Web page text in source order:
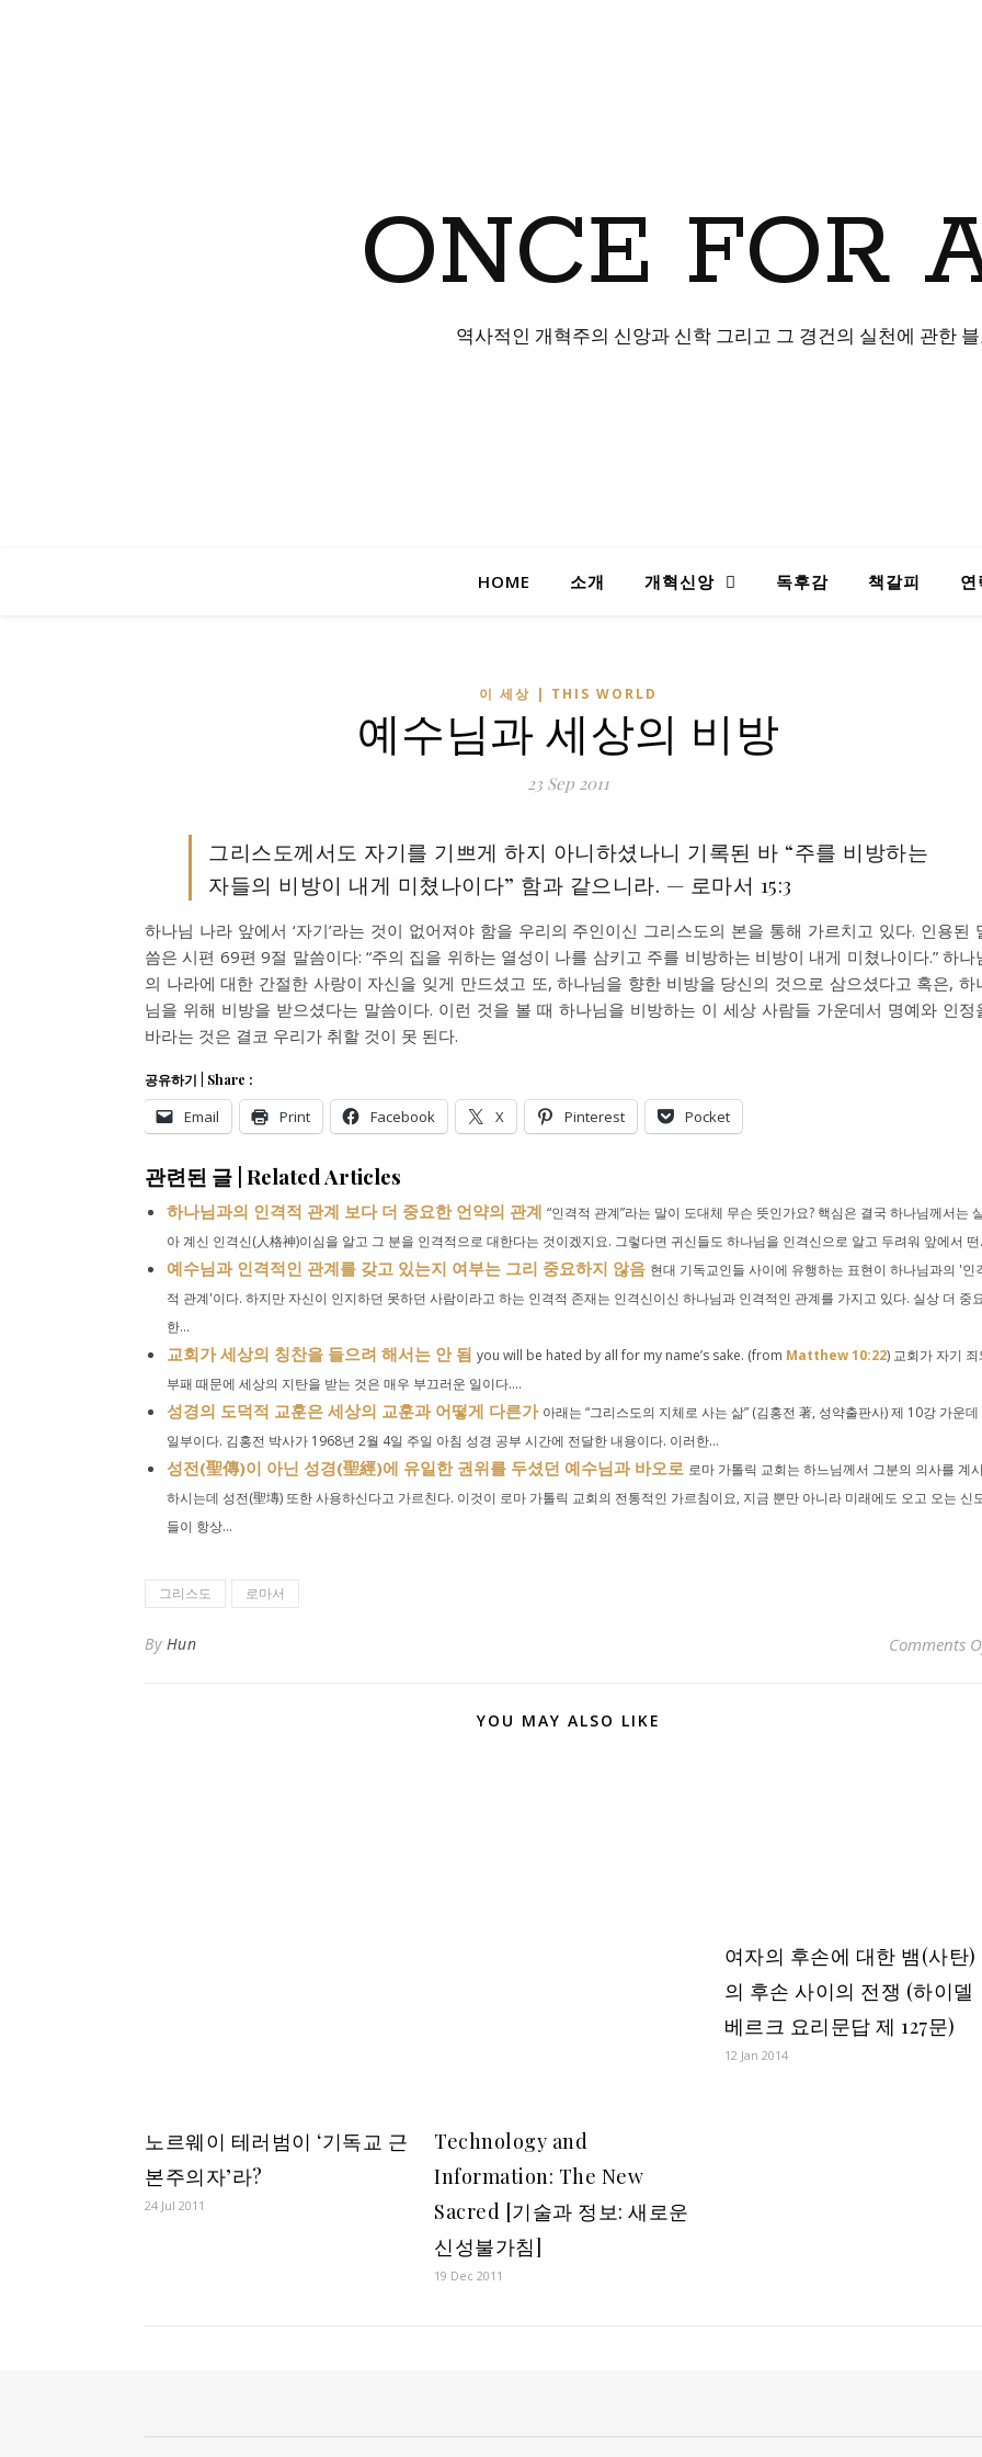
ONCE FOR
역사적인 개혁주의 신앙과 신학 그리고 그 경건의 실천에 관한
HOME 소개 개혁신앙 독후감 책갈피 연
이 세상 | THIS WORLD
예수님과 세상의 비방
23 Sep 2011
그리스도께서도 자기를 기쁘게 하지 아니하셨나니 기록된 바 “주를 비방하는
자들의 비방이 내게 미쳤나이다” 함과 같으니라. — 로마서 15:3
하나님 나라 앞에서 ‘자기’라는 것이 없어져야 함을 우리의 주인이신 그리스도의 본을 통해 가르치고 있다. 인용된
씀은 시편 69편 9절 말씀이다: “주의 집을 위하는 열성이 나를 삼키고 주를 비방하는 비방이 내게 미쳤나이다.” 하나
의 나라에 대한 간절한 사랑이 자신을 잊게 만드셨고 또, 하나님을 향한 비방을 당신의 것으로 삼으셨다고 혹은, 하
님을 위해 비방을 받으셨다는 말씀이다. 이런 것을 볼 때 하나님을 비방하는 이 세상 사람들 가운데서 명예와 인정
바라는 것은 결코 우리가 취할 것이 못 된다.
공유하기 | Share :
Email Print Facebook X Pinterest Pocket
관련된 글 | Related Articles
하나님과의 인격적 관계 보다 더 중요한 언약의 관계 “인격적 관계”라는 말이 도대체 무슨 뜻인가요? 핵심은 결국 하나님께서는
아 계신 인격신(人格神)이심을 알고 그 분을 인격적으로 대한다는 것이겠지요. 그렇다면 귀신들도 하나님을 인격신으로 알고 두려워 앞에서 떤
예수님과 인격적인 관계를 갖고 있는지 여부는 그리 중요하지 않음 현대 기독교인들 사이에 유행하는 표현이 하나님과의 '인
적 관계'이다. 하지만 자신이 인지하던 못하던 사람이라고 하는 인격적 존재는 인격신이신 하나님과 인격적인 관계를 가지고 있다. 실상 더 중
한...
교회가 세상의 칭찬을 들으려 해서는 안 됨 you will be hated by all for my name’s sake. (from Matthew 10:22) 교회가 자기 죄
부패 때문에 세상의 지탄을 받는 것은 매우 부끄러운 일이다....
성경의 도덕적 교훈은 세상의 교훈과 어떻게 다른가 아래는 “그리스도의 지체로 사는 삶” (김홍전 著, 성약출판사) 제 10강 가운데
일부이다. 김홍전 박사가 1968년 2월 4일 주일 아침 성경 공부 시간에 전달한 내용이다. 이러한...
성전(聖傳)이 아닌 성경(聖經)에 유일한 권위를 두셨던 예수님과 바오로 로마 가톨릭 교회는 하느님께서 그분의 의사를 계시
하시는데 성전(聖塼) 또한 사용하신다고 가르친다. 이것이 로마 가톨릭 교회의 전통적인 가르침이요, 지금 뿐만 아니라 미래에도 오고 오는 신
들이 항상...
그리스도 로마서
By Hun Comments
YOU MAY ALSO LIKE
노르웨이 테러범이 ‘기독교 근
본주의자’라?
24 Jul 2011
Technology and
Information: The New
Sacred [기술과 정보: 새로운
신성불가침]
19 Dec 2011
여자의 후손에 대한 뱀(사탄)
의 후손 사이의 전쟁 (하이델
베르크 요리문답 제 127문)
12 Jan 2014